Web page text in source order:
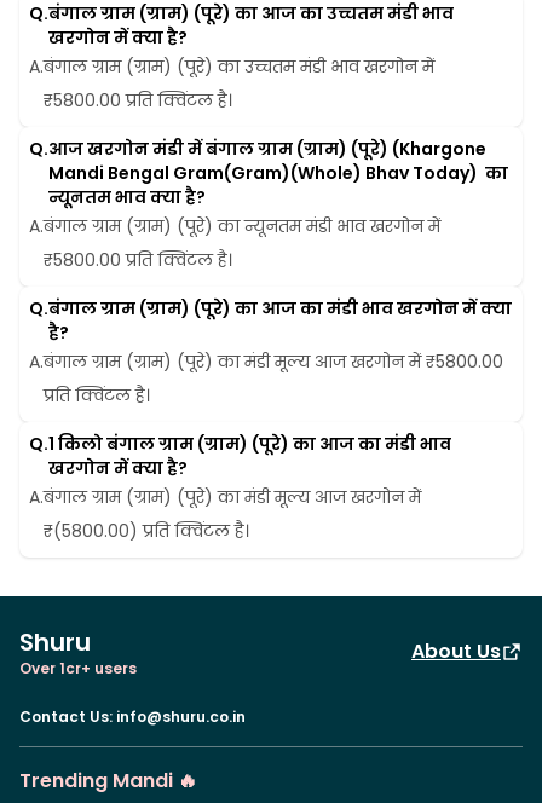
Q.बंगाल ग्राम (ग्राम) (पूरे) का आज का उच्चतम मंडी भाव
खरगोन में क्या है?
A.बंगाल ग्राम (ग्राम) (पूरे) का उच्चतम मंडी भाव खरगोन में
₹5800.00 प्रति क्विंटल है।
Q.आज खरगोन मंडी में बंगाल ग्राम (ग्राम) (पूरे) (Khargone
Mandi Bengal Gram(Gram)(Whole) Bhav Today)  का
न्यूनतम भाव क्या है?
A.बंगाल ग्राम (ग्राम) (पूरे) का न्यूनतम मंडी भाव खरगोन में
₹5800.00 प्रति क्विंटल है।
Q.बंगाल ग्राम (ग्राम) (पूरे) का आज का मंडी भाव खरगोन में क्या
है?
A.बंगाल ग्राम (ग्राम) (पूरे) का मंडी मूल्य आज खरगोन में ₹5800.00
प्रति क्विंटल है।
Q.1 किलो बंगाल ग्राम (ग्राम) (पूरे) का आज का मंडी भाव
खरगोन में क्या है?
A.बंगाल ग्राम (ग्राम) (पूरे) का मंडी मूल्य आज खरगोन में
₹(5800.00) प्रति क्विंटल है।
Shuru
Over 1cr+ users
About Us
Contact Us: info@shuru.co.in
Trending Mandi 🔥